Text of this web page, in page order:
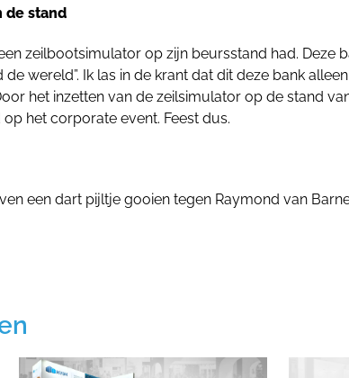
de stand
zeilbootsimulator op zijn beursstand had. Deze
wereld”. Ik las in de krant dat dit deze bank
het inzetten van de zeilsimulator op de stand
het corporate event. Feest dus.
een dart pijltje gooien tegen Raymond van